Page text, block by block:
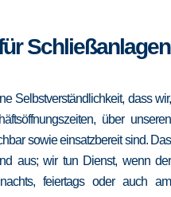
Schließanlagen
Selbstverständlichkeit, dass wir,
über unseren
sowie einsatzbereit sind. Das
aus; wir tun Dienst, wenn der
feiertags oder auch am